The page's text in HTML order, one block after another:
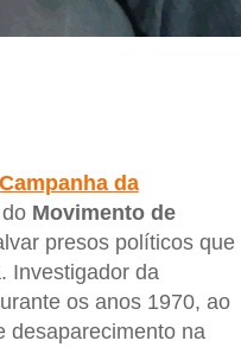
Campanha da
Movimento de
presos políticos que
Investigador da
os anos 1970, ao
desaparecimento na